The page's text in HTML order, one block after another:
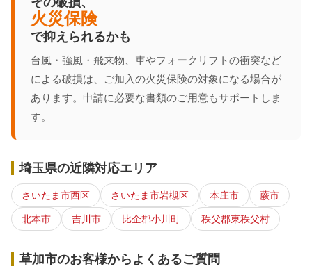
火災保険
で抑えられるかも
台風・強風・飛来物、車やフォークリフトの衝突など
による破損は、ご加入の火災保険の対象になる場合が
あります。申請に必要な書類のご用意もサポートしま
す。
埼玉県の近隣対応エリア
さいたま市西区 さいたま市岩槻区 本庄市
蕨市
北本市
吉川市 比企郡小川町 秩父郡東秩父村
草加市のお客様からよくあるご質問